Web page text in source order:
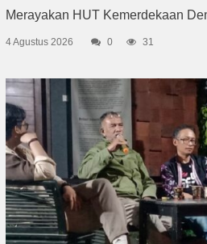
Merayakan HUT Kemerdekaan
4 Agustus 2026 0 31